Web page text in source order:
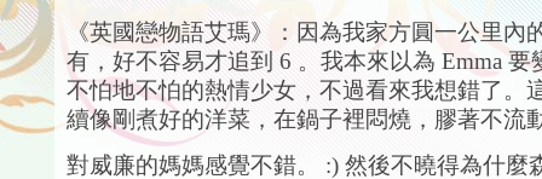
《英國戀物語艾瑪》：因為我家方圓一公里內
有，好不容易才追到 6 。我本來以為 Emma 要
不怕地不怕的熱情少女，不過看來我想錯了。
續像剛煮好的洋菜，在鍋子裡悶燒，膠著不流
對威廉的媽媽感覺不錯。 :) 然後不曉得為什麼